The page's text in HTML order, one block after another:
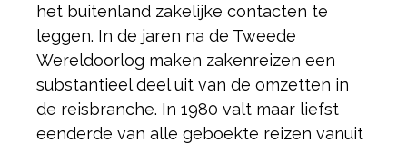
het buitenland zakelijke contacten te
leggen. In de jaren na de Tweede
Wereldoorlog maken zakenreizen een
substantieel deel uit van de omzetten in
de reisbranche. In 1980 valt maar liefst
eenderde van alle geboekte reizen vanuit